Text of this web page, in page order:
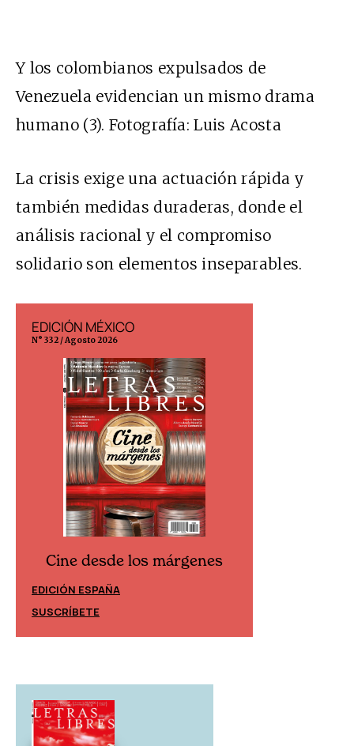
Y los colombianos expulsados de
Venezuela evidencian un mismo drama
humano (3). Fotografía: Luis Acosta
La crisis exige una actuación rápida y
también medidas duraderas, donde el
análisis racional y el compromiso
solidario son elementos inseparables.
EDICIÓN MÉXICO
N° 332 / Agosto 2026
Cine desde los márgenes
EDICIÓN ESPAÑA
SUSCRÍBETE